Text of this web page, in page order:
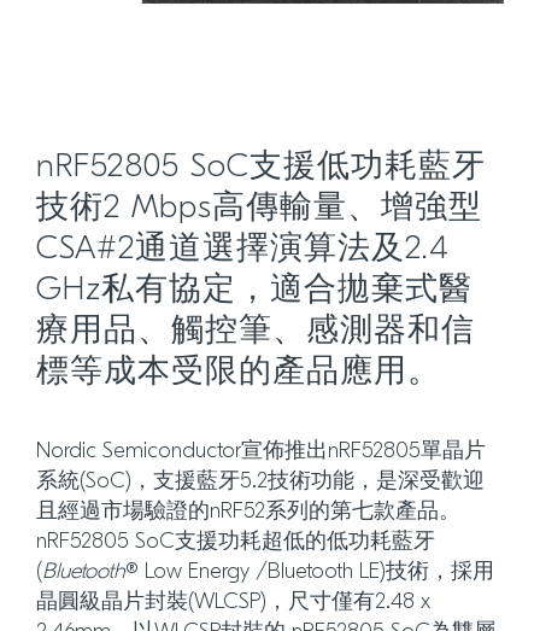
nRF52805 SoC支援低功耗藍牙
技術2 Mbps高傳輸量、增強型
CSA#2通道選擇演算法及2.4
GHz私有協定，適合拋棄式醫
療用品、觸控筆、感測器和信
標等成本受限的產品應用。
Nordic Semiconductor宣佈推出nRF52805單晶片
系統(SoC)，支援藍牙5.2技術功能，是深受歡迎
且經過市場驗證的nRF52系列的第七款產品。
nRF52805 SoC支援功耗超低的低功耗藍牙
(Bluetooth® Low Energy /Bluetooth LE)技術，採用
晶圓級晶片封裝(WLCSP)，尺寸僅有2.48 x